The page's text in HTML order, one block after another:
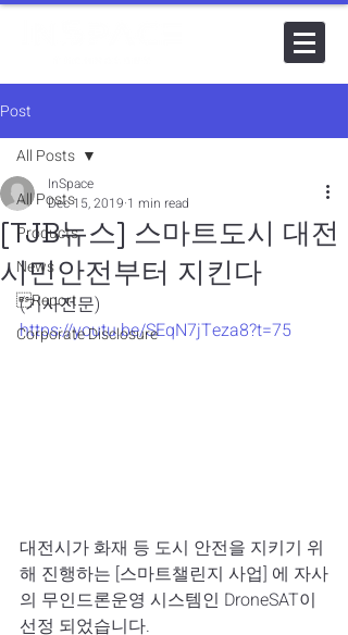
Post
All Posts
Products
News
Report
Corporate Disclosure
All Posts
[TJB뉴스] 스마트도시 대전
시민안전부터 지킨다
InSpace
Dec 15, 2019 1 min read
(기사전문)
https://youtu.be/SEqN7jTeza8?t=75
대전시가 화재 등 도시 안전을 지키기 위
해 진행하는 [스마트챌린지 사업] 에 자사
의 무인드론운영 시스템인 DroneSAT이
선정 되었습니다.